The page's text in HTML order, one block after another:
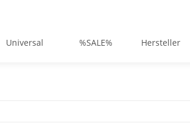
Universal %SALE% Hersteller